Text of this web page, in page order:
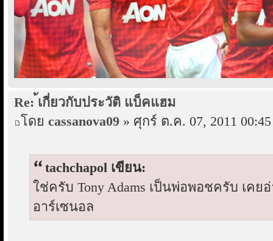
Re: ้เกี่ยวกับประวัติ แบ็คแฮม
โดย cassanova09 » ศุกร์ ต.ค. 07, 2011 00:45
tachchapol เขียน:
ใช่ครับ Tony Adams เป็นพ่อพอชครับ เค
อาร์เซนอล